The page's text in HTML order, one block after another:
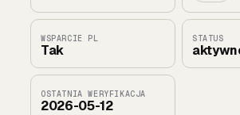
WSPARCIE PL
Tak
STATUS
OSTATNIA WERYFIKACJA
2026-05-12